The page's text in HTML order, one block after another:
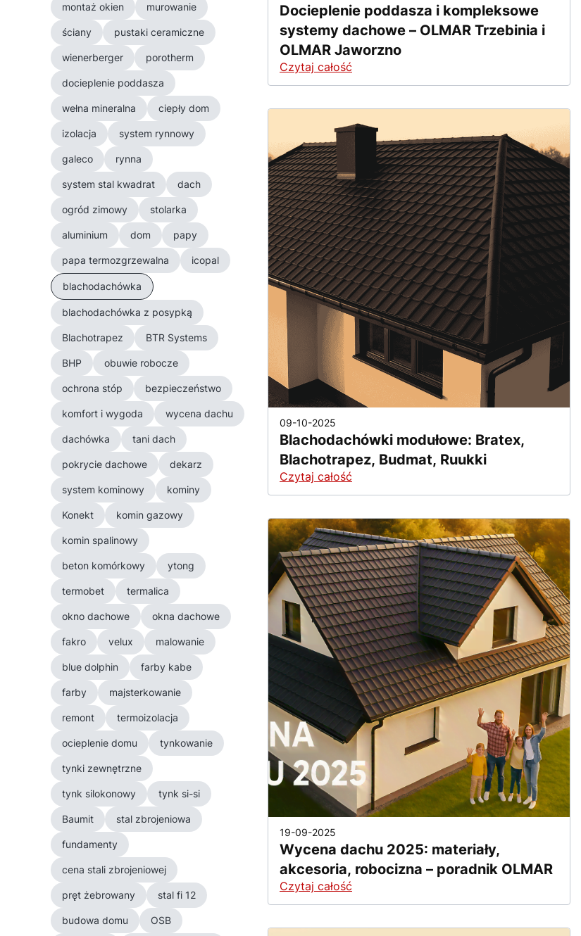
montaż okien murowanie
ściany pustaki ceramiczne
wienerberger porotherm
docieplenie poddasza
wełna mineralna ciepły dom
izolacja system rynnowy
galeco rynna
system stal kwadrat dach
ogród zimowy stolarka
aluminium dom papy
papa termozgrzewalna icopal
blachodachówka
blachodachówka z posypką
Blachotrapez BTR Systems
BHP obuwie robocze
ochrona stóp bezpieczeństwo
komfort i wygoda wycena dachu
dachówka tani dach
pokrycie dachowe dekarz
system kominowy kominy
Konekt komin gazowy
komin spalinowy
beton komórkowy ytong
termobet termalica
okno dachowe okna dachowe
fakro velux malowanie
blue dolphin farby kabe
farby majsterkowanie
remont termoizolacja
ocieplenie domu tynkowanie
tynki zewnętrzne
tynk silokonowy tynk si-si
Baumit stal zbrojeniowa
fundamenty
cena stali zbrojeniowej
pręt żebrowany stal fi 12
budowa domu OSB
Docieplenie poddasza i kompleksowe
systemy dachowe – OLMAR Trzebinia i
OLMAR Jaworzno
Czytaj całość
09-10-2025
Blachodachówki modułowe: Bratex,
Blachotrapez, Budmat, Ruukki
Czytaj całość
19-09-2025
Wycena dachu 2025: materiały,
akcesoria, robocizna – poradnik OLMAR
Czytaj całość